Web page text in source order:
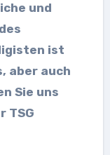
und
ist
aber auch
Sie uns
TSG